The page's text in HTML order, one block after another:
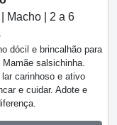
Macho | 2 a 6
dócil e brincalhão para
Mamãe salsichinha.
lar carinhoso e ativo
e cuidar. Adote e